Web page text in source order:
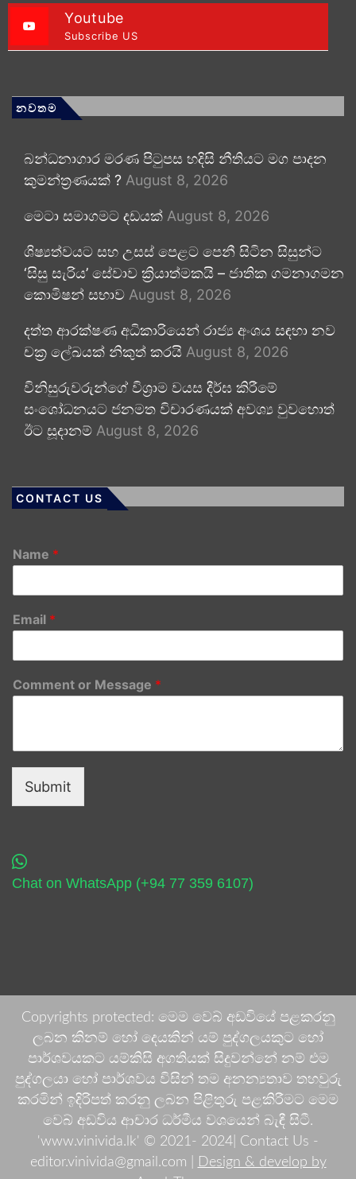
Youtube
Subscribe US
නවතම
බන්ධනාගාර මරණ පිටුපස හදිසි නීතියට මග පාදන
කුමන්ත්‍රණයක් ? August 8, 2026
මෙටා සමාගමට දඩයක් August 8, 2026
ශිෂ්‍යත්වයට සහ උසස් පෙළට පෙනී සිටින සිසුන්ට
‘සිසු සැරිය’ සේවාව ක්‍රියාත්මකයි – ජාතික ගමනාගමන
කොමිෂන් සභාව August 8, 2026
දත්ත ආරක්ෂණ අධිකාරියෙන් රාජ්‍ය අංශය සඳහා නව
චක්‍ර ලේඛයක් නිකුත් කරයි August 8, 2026
විනිසුරුවරුන්ගේ විශ්‍රාම වයස දීර්ඝ කිරීමේ
සංශෝධනයට ජනමත විචාරණයක් අවශ්‍ය වුවහොත්
ඊට සූදානම් August 8, 2026
CONTACT US
Name *
Email *
Comment or Message *
Submit
Chat on WhatsApp (+94 77 359 6107)
Copyrights protected: මෙම වෙබ් අඩවියේ පළකරනු
ලබන කිනම් හෝ දෙයකින් යම් පුද්ගලයකුට හෝ
පාර්ශවයකට යම්කිසි අගතියක් සිදුවන්නේ නම් එම
පුද්ගලයා හෝ පාර්ශවය විසින් තම අනන්‍යතාව තහවුරු
කරමින් ඉදිරිපත් කරනු ලබන පිළිතුරු පළකිරීමට මෙම
වෙබ් අඩවිය ආචාර ධර්මීය වශයෙන් බැඳී සිටී.
'www.vinivida.lk' © 2021- 2024| Contact Us -
editor.vinivida@gmail.com |
Design & develop by